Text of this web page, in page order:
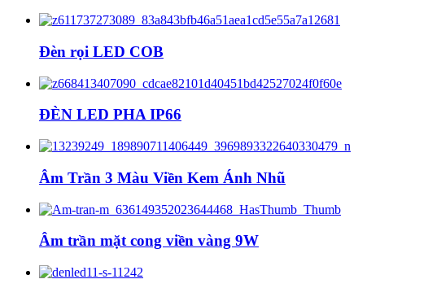
Đèn rọi LED COB
ĐÈN LED PHA IP66
Âm Trần 3 Màu Viền Kem Ánh Nhũ
Âm trần mặt cong viền vàng 9W